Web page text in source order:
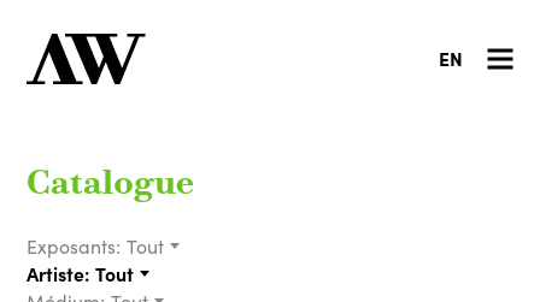
EN
Catalogue
Exposants: Tout
Artiste: Tout